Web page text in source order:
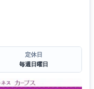
定休日
毎週日曜日